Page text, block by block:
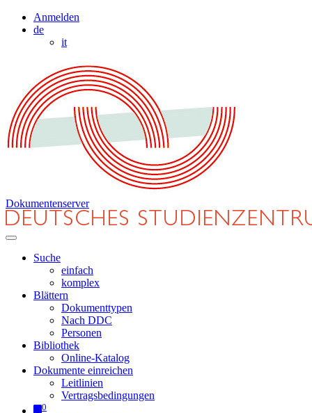
Anmelden
de
it
Dokumentenserver
Suche
einfach
komplex
Blättern
Dokumenttypen
Nach DDC
Personen
Bibliothek
Online-Katalog
Dokumente einreichen
Leitlinien
Vertragsbedingungen
0